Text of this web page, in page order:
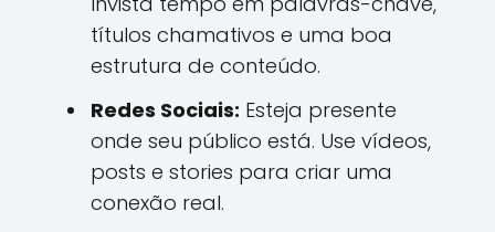
títulos chamativos e uma boa
estrutura de conteúdo.
Redes Sociais: Esteja presente
onde seu público está. Use vídeos,
posts e stories para criar uma
conexão real.